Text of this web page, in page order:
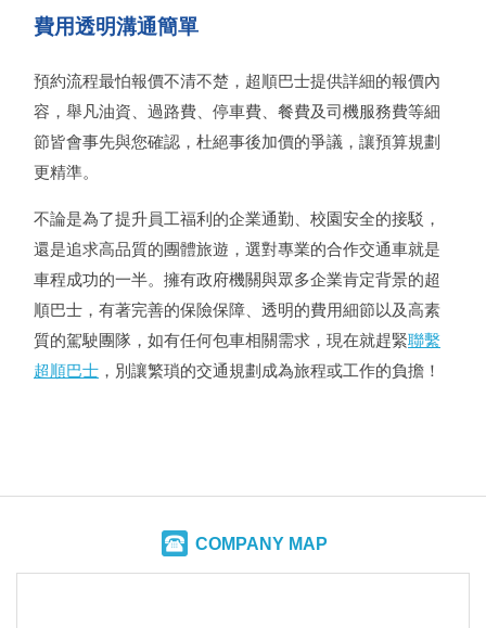
費用透明溝通簡單
預約流程最怕報價不清不楚，超順巴士提供詳細的報價內
容，舉凡油資、過路費、停車費、餐費及司機服務費等細
節皆會事先與您確認，杜絕事後加價的爭議，讓預算規劃
更精準。
不論是為了提升員工福利的企業通勤、校園安全的接駁，
還是追求高品質的團體旅遊，選對專業的合作交通車就是
車程成功的一半。擁有政府機關與眾多企業肯定背景的超
順巴士，有著完善的保險保障、透明的費用細節以及高素
質的駕駛團隊，如有任何包車相關需求，現在就趕緊聯繫
超順巴士 ，別讓繁瑣的交通規劃成為旅程或工作的負擔！
COMPANY MAP